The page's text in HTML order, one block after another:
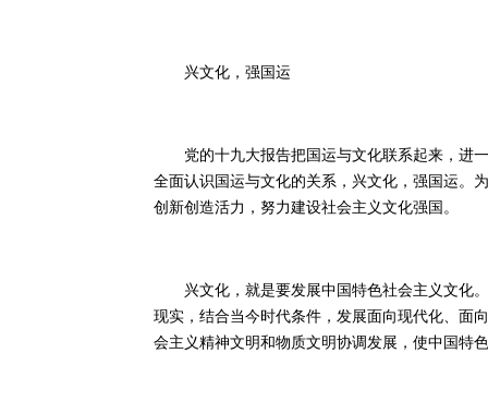
兴文化，强国运
党的十九大报告把国运与文化联系起来，进一
全面认识国运与文化的关系，兴文化，强国运。
创新创造活力，努力建设社会主义文化强国。
兴文化，就是要发展中国特色社会主义文化。
现实，结合当今时代条件，发展面向现代化、面
会主义精神文明和物质文明协调发展，使中国特